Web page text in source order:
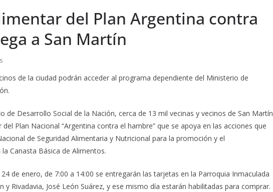
del Plan Argentina contra
a San Martín
de la ciudad podrán acceder al programa dependiente del Ministerio de
de Desarrollo Social de la Nación, cerca de 13 mil vecinas y vecinos de San Martín
Plan Nacional “Argentina contra el hambre” que se apoya en las acciones que
de Seguridad Alimentaria y Nutricional para la promoción y el
Canasta Básica de Alimentos.
de enero, de 7:00 a 14:00 se entregarán las tarjetas en la Parroquia Inmaculada
y Rivadavia, José León Suárez, y ese mismo día estarán habilitadas para comprar.